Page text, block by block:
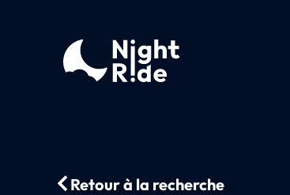
Retour à la recherche